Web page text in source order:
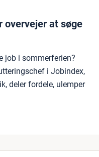
overvejer at søge
job i sommerferien?
i Jobindex,
deler fordele, ulemper